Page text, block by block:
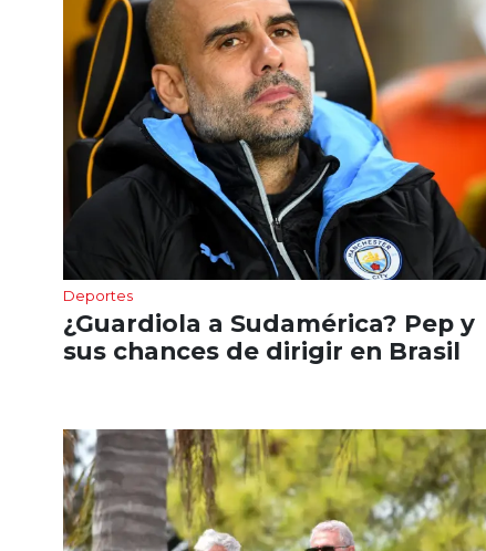
Deportes
¿Guardiola a Sudamérica? Pep y
sus chances de dirigir en Brasil